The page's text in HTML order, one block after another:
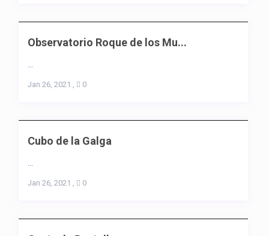
Observatorio Roque de los Mu...
Jan 26, 2021 , 0
Cubo de la Galga
Jan 26, 2021 , 0